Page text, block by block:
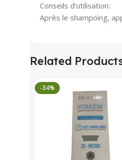
Conseils d’utilisation:
Après le shampoing,
Related
-34%